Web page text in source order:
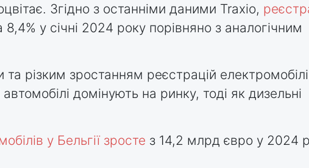
Згідно з останніми даними Traxio,
8,4% у січні 2024 року порівняно з аналогічним
різким зростанням реєстрацій
домінують на ринку, тоді як дизельні
у Бельгії зросте з 14,2 млрд євро у 2024